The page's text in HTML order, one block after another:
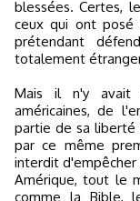
blessées. Certes,
ceux qui ont posé
prétendant
totalement
Mais il n'y avait
américaines, de
partie de sa liberté
par ce même
interdit d'empêcher
Amérique, tout le
comme la Bible,